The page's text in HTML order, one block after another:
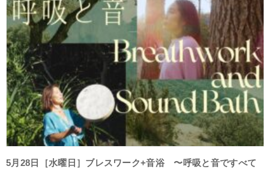
5月28日［水曜日］ブレスワーク+音浴 〜呼吸と音ですべて